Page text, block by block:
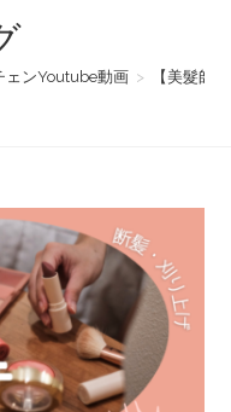
ェンYoutube動画 > 【美髮師